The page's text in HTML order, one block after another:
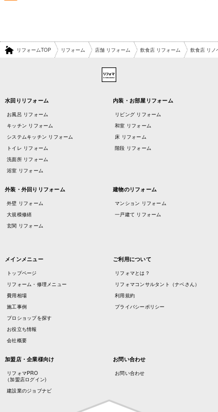
リフォームTOP リフォーム 店舗 リフォーム 飲食店 リフォーム 飲食店 リノ
水回りリフォーム
お風呂 リフォーム
キッチン リフォーム
システムキッチン リフォーム
トイレ リフォーム
洗面所 リフォーム
浴室 リフォーム
内装・お部屋リフォーム
リビング リフォーム
和室 リフォーム
床 リフォーム
階段 リフォーム
外装・外回りリフォーム
外壁 リフォーム
大規模修繕
玄関 リフォーム
建物のリフォーム
マンション リフォーム
一戸建て リフォーム
メインメニュー
トップページ
リフォーム・修理メニュー
費用相場
施工事例
プロショップを探す
お役立ち情報
会社概要
ご利用について
リフォマとは？
リフォマコンサルタント（ナベさん）
利用規約
プライバシーポリシー
加盟店・企業様向け
リフォマPRO
（加盟店ログイン)
建設業のジョブナビ
お問い合わせ
お問い合わせ